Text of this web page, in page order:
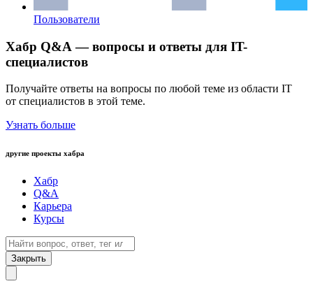
Пользователи
Хабр Q&A — вопросы и ответы для IT-
специалистов
Получайте ответы на вопросы по любой теме из области IT
от специалистов в этой теме.
Узнать больше
другие проекты хабра
Хабр
Q&A
Карьера
Курсы
Закрыть